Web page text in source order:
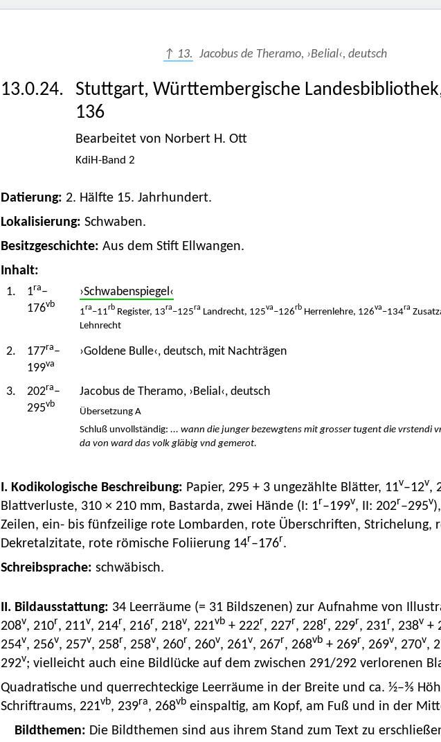
↑ 13. Jacobus de Theramo, ›Belial‹, deutsch
13.0.24.
Stuttgart, Württembergische
136
Bearbeitet von Norbert H. Ott
KdiH-Band 2
Datierung: 2. Hälfte 15. Jahrhundert.
Lokalisierung: Schwaben.
Besitzgeschichte: Aus dem Stift Ellwangen.
Inhalt:
1. 1ra–
176vb
›Schwabenspiegel‹
1ra–11rbRegister, 13ra–125ra Landrecht, 125va–126rbHerrenlehre, 126va–134ra
Lehnrecht
2. 177ra–
199va
›Goldene Bulle‹, deutsch, mit Nachträgen
3. 202ra–
295vb
Jacobus de Theramo, ›Belial‹, deutsch
Übersetzung A
Schluß unvollständig: ... wann die junger bezewgtens mit grosser tugent die vrstendi
da von ward das volk gläbig vnd gemerot.
I. Kodikologische Beschreibung: Papier, 295 + 3 ungezählte Blätter, 11v–12v,
Blattverluste, 310 × 210 mm, Bastarda, zwei Hände (I: 1r–199v, II: 202r–295v
Zeilen, ein- bis fünfzeilige rote Lombarden, rote Überschriften, Strichelung,
Dekretalzitate, rote römische Foliierung 14r–176r.
Schreibsprache: schwäbisch.
II. Bildausstattung: 34 Leerräume (= 31 Bildszenen) zur Aufnahme von
208v, 210r, 211v, 214r, 216r, 218v, 221vb+ 222r, 227r, 228r, 229r, 231r, 238v +
254v, 256v, 257v, 258r, 258v, 260r, 260v, 261v, 267r, 268vb+ 269r, 269v, 270v,
292v; vielleicht auch eine Bildlücke auf dem zwischen 291/292 verlorenen
Quadratische und querrechteckige Leerräume in der Breite und ca. ½–⅗
Schriftraums, 221vb, 239ra, 268vbeinspaltig, am Kopf, am Fuß und in der
Bildthemen: Die Bildthemen sind aus ihrem Stand zum Text zu